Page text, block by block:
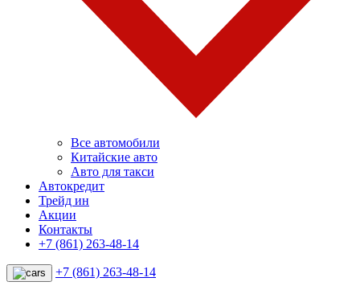
Все автомобили
Китайские авто
Авто для такси
Автокредит
Трейд ин
Акции
Контакты
+7 (861) 263-48-14
+7 (861) 263-48-14